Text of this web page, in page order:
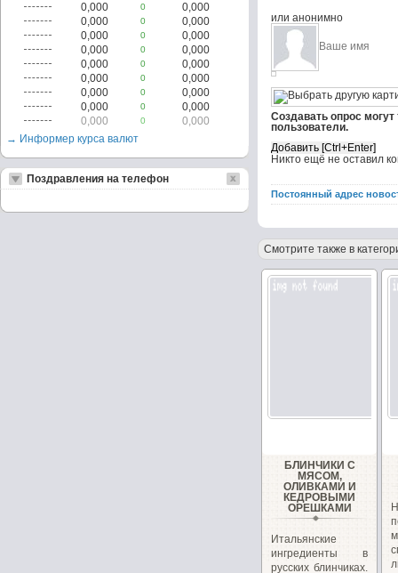
или анонимно
Создавать опрос
пользователи.
Никто ещё не оставил
Постоянный адрес
Смотрите также в
БЛИНЧИКИ С
МЯСОМ,
ОЛИВКАМИ И
КЕДРОВЫМИ
ОРЕШКАМИ
Итальянские
ингредиенты в
русских блинчиках.
0,000
0
0,000
0,000
0
0,000
0,000
0
0,000
0,000
0
0,000
0,000
0
0,000
0,000
0
0,000
0,000
0
0,000
0,000
0
0,000
0,000
0
0,000
→ Информер курса валют
Поздравления на телефон